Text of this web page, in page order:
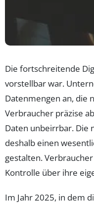
Die fortschreitende
vorstellbar war.
Datenmengen an, die
Verbraucher präzise
Daten unbeirrbar. Die
deshalb einen
gestalten.
Kontrolle über ihre
Im Jahr 2025, in dem